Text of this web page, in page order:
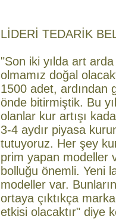
LİDERİ TEDARİK
"Son iki yılda art
olmamız doğal
1500 adet, ardından
önde bitirmiştik. Bu
olanlar kur artışı
3-4 aydır piyasa
tutuyoruz. Her şey
prim yapan modeller
bolluğu önemli. Yeni
modeller var.
ortaya çıktıkça
etkisi olacaktır" diye